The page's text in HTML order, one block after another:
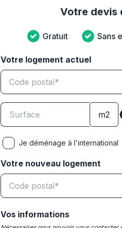
Votre devis
Gratuit Sans
Votre logement actuel
Je déménage à l'international
Votre nouveau logement
Vos informations